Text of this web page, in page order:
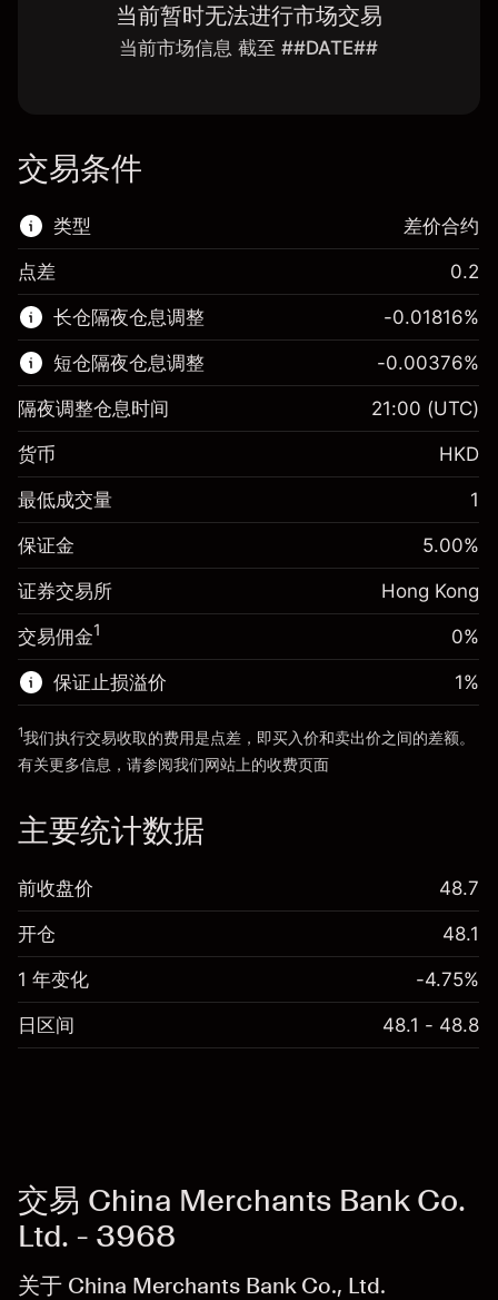
当前暂时无法进行市场交易
当前市场信息 截至 ##DATE##
交易条件
类型
该金融市场可进行差价合约交易。
了解更多:
差价合约
差价合约
点差 0.2
长仓隔夜仓息调整
保证金。您的投资
HK$1,000.00
隔夜仓息
-0.018156%
(-HK$3.63)
使用杠杆的交易规模（大约值）HK$20,000.00
来自杠杆的资金 - 美元（大约值）
HK$19,000.00
前往平台
-0.01816%
短仓隔夜仓息调整
保证金。您的投资
HK$1,000.00
隔夜仓息
来自头寸全值的费用
-0.003762%
(-HK$0.75)
使用杠杆的交易规模（大约值）HK$20,000.00
来自杠杆的资金 - 美元（大约值）
HK$19,000.00
前往平台
-0.00376%
隔夜调整仓息时间 21:00 (UTC)
货币 HKD
最低成交量 1
保证金 5.00%
证券交易所 Hong Kong
交易佣金1 0%
保证止损溢价 1%
1我们执行交易收取的费用是点差，即买入价和卖出价之间的差额。
有关更多信息，请参阅我们网站上的收费页面
主要统计数据
前收盘价 48.7
开仓 48.1
1 年变化 -4.75%
日区间 48.1 - 48.8
交易 China Merchants Bank Co.
Ltd. - 3968
关于 China Merchants Bank Co., Ltd.